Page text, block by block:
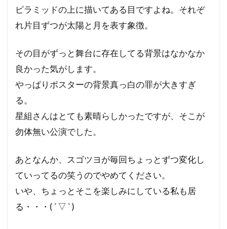
ピラミッドの上に描いてある目ですよね。それぞ
れ片目ずつが太陽と月を表す象徴。
その目がずっと舞台に存在してる背景はなかなか
良かった気がします。
やっぱりポスターの背景真っ白の罪が大きすぎ
る。
星組さんはとても素晴らしかったですが、そこが
勿体無い公演でした。
あとなんか、スゴツヨが毎回ちょっとずつ変化し
ていってるの笑うのでやめてください。
いや、ちょっとそこを楽しみにしている私も居
る・・・( ´ ▽ ` )